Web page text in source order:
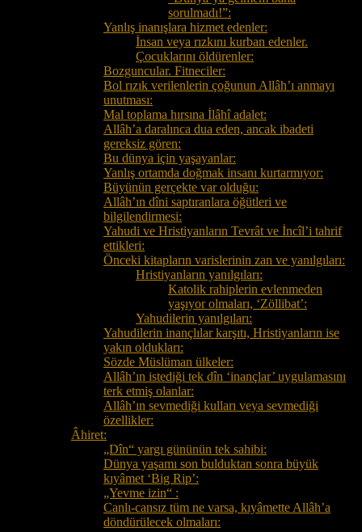
sorulmadı!”:
Yanlış inanışlara hizmet edenler:
İnsan veya rızkını kurban edenler.
Çocuklarını öldürenler:
Bozguncular. Fitneciler:
Bol rızık verilenlerin çoğunun Allâh’ı anmayı
unutması:
Mal toplama hırsına İlâhî adalet:
Allâh’a daralınca dua eden, ancak ibadeti
gereksiz gören:
Bu dünya için yaşayanlar:
Yanlış ortamda doğmak insanı kurtarmıyor:
Büyünün gerçekte var olduğu:
Allâh’ın dîni saptıranlara öğütleri ve
bilgilendirmesi:
Yahudi ve Hristiyanların Tevrât ve İncîl’i tahrif
ettikleri:
Önceki kitapların varislerinin zan ve yanılgıları:
Hristiyanların yanılgıları:
Katolik rahiplerin evlenmeden
yaşıyor olmaları, ‘Zöllibat’:
Yahudilerin yanılgıları:
Yahudilerin inançlılar karşıtı, Hristiyanların ise
yakın oldukları:
Sözde Müslüman ülkeler:
Allâh’ın istediği tek dîn ‘inançlar’ uygulamasını
terk etmiş olanlar:
Allâh’ın sevmediği kulları veya sevmediği
özellikler:
Âhiret:
„Dîn“ yargı gününün tek sahibi:
Dünya yaşamı son bulduktan sonra büyük
kıyâmet ‘Big Rip’:
„Yevme izin“ :
Canlı-cansız tüm ne varsa, kıyâmette Allâh’a
döndürülecek olmaları: